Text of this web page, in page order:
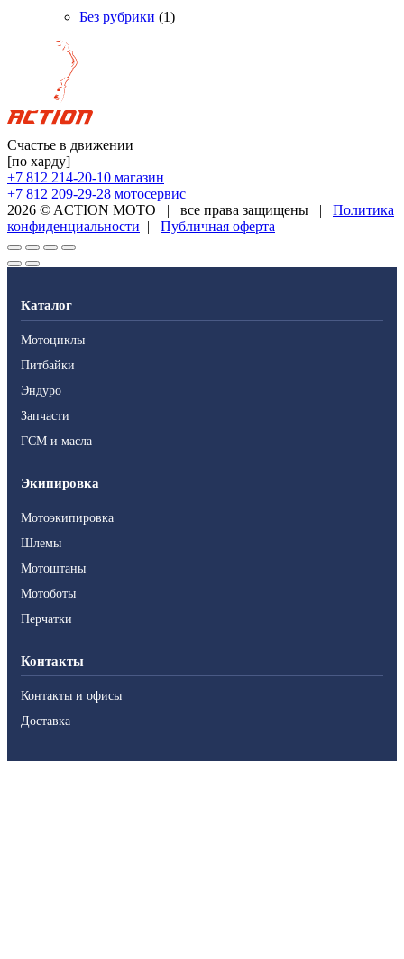
Без рубрики (1)
Счастье в движении
[по харду]
+7 812 214-20-10 магазин
+7 812 209-29-28 мотосервис
2026 © ACTION MOTO | все права защищены |
Политика
конфиденциальности | Публичная оферта
Каталог
Мотоциклы
Питбайки
Эндуро
Запчасти
ГСМ и масла
Экипировка
Мотоэкипировка
Шлемы
Мотоштаны
Мотоботы
Перчатки
Контакты
Контакты и офисы
Доставка